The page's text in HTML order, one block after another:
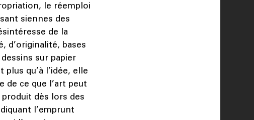
le réemploi
siennes des
de la
d’originalité, bases
sur papier
qu’à l’idée, elle
de ce que l’art peut
dès lors des
l’emprunt